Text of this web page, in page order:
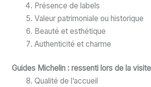
Présence de labels
Valeur patrimoniale ou historique
Beauté et esthétique
Authenticité et charme
Guides Michelin : ressenti lors de la visite
Qualité de l’accueil